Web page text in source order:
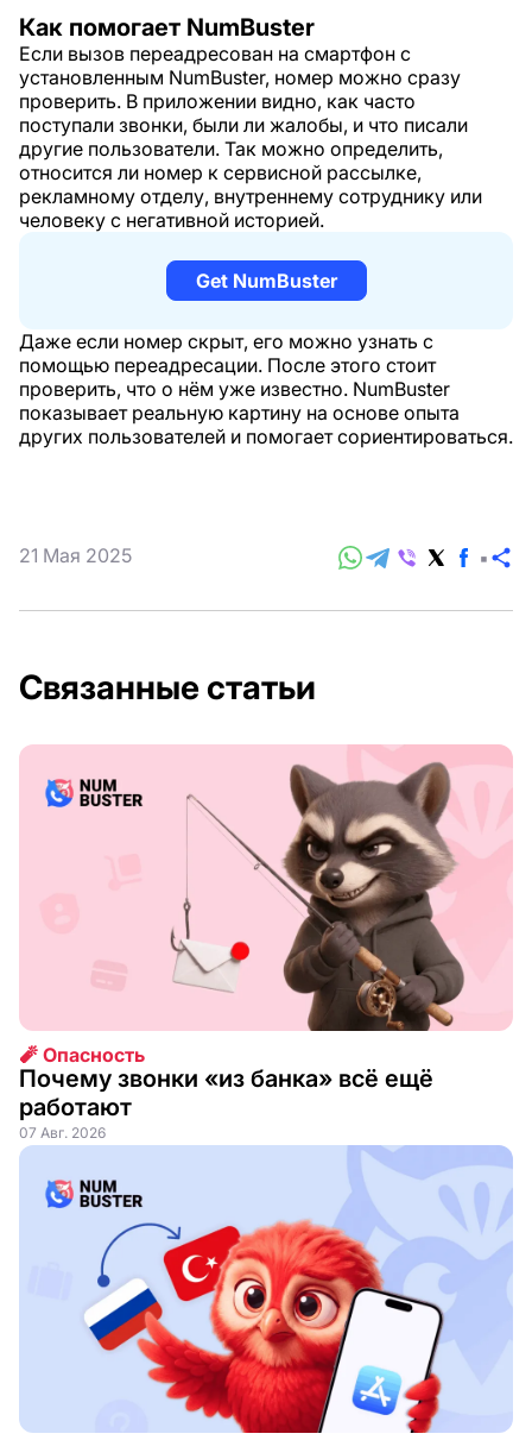
Как помогает NumBuster
Если вызов переадресован на смартфон с
установленным NumBuster, номер можно сразу
проверить. В приложении видно, как часто
поступали звонки, были ли жалобы, и что писали
другие пользователи. Так можно определить,
относится ли номер к сервисной рассылке,
рекламному отделу, внутреннему сотруднику или
человеку с негативной историей.
Get NumBuster
Даже если номер скрыт, его можно узнать с
помощью переадресации. После этого стоит
проверить, что о нём уже известно. NumBuster
показывает реальную картину на основе опыта
других пользователей и помогает сориентироваться.
21 Мая 2025
Связанные статьи
🧨 Опасность
Почему звонки «из банка» всё ещё
работают
07 Авг. 2026